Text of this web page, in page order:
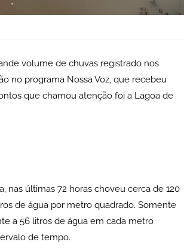
volume de chuvas registrado nos
no programa Nossa Voz, que recebeu
que chamou atenção foi a Lagoa de
nas últimas 72 horas choveu cerca de 120
de água por metro quadrado. Somente
a 56 litros de água em cada metro
de tempo.